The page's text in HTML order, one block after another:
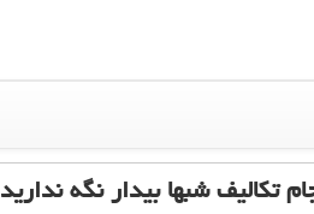
تكالیف شبها بیدار نگه ندارید